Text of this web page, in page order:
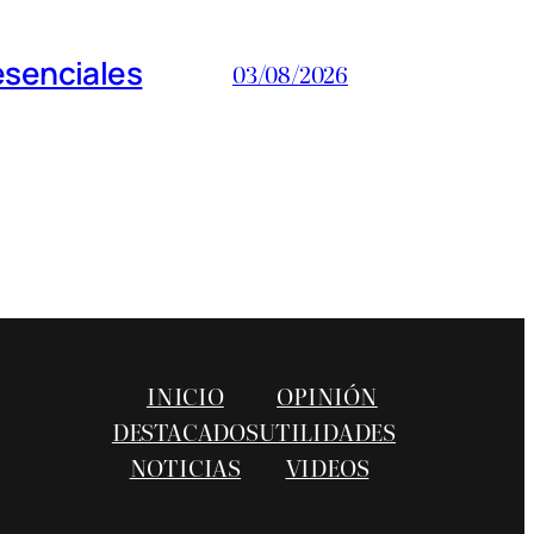
03/08/2026
INICIO
DESTACADOS
NOTICIAS
OPINIÓN
UTILIDADES
VIDEOS